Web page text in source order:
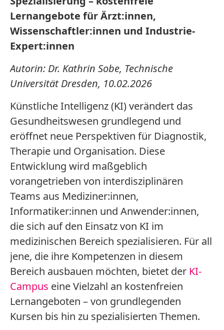
Lernangebote für Ärzt:innen,
Wissenschaftler:innen und Industrie-
Expert:innen
Autorin: Dr. Kathrin Sobe, Technische
Universität Dresden, 10.02.2026
Künstliche Intelligenz (KI) verändert das
Gesundheitswesen grundlegend und
eröffnet neue Perspektiven für Diagnostik,
Therapie und Organisation. Diese
Entwicklung wird maßgeblich
vorangetrieben von interdisziplinären
Teams aus Mediziner:innen,
Informatiker:innen und Anwender:innen,
die sich auf den Einsatz von KI im
medizinischen Bereich spezialisieren. Für all
jene, die ihre Kompetenzen in diesem
Bereich ausbauen möchten, bietet der KI-
Campus eine Vielzahl an kostenfreien
Lernangeboten – von grundlegenden
Kursen bis hin zu spezialisierten Themen.